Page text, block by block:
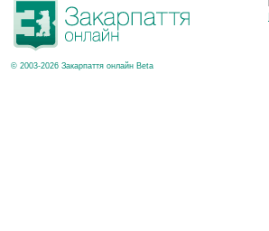
© 2003-2026 Закарпаття онлайн Beta